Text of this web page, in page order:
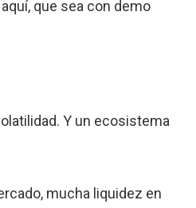
que sea con demo
Y un ecosistema
mucha liquidez en